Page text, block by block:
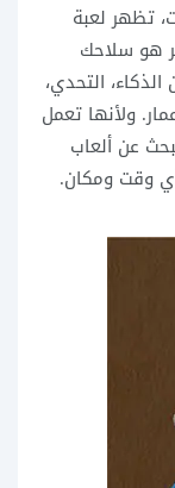
تظهر لعبة
هو سلاحك
التحدي،
ولأنها تعمل
عن ألعاب
وقت ومكان.